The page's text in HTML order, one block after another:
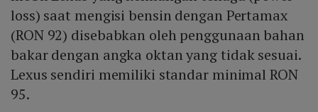
loss) saat mengisi bensin dengan Pertamax
(RON 92) disebabkan oleh penggunaan bahan
bakar dengan angka oktan yang tidak sesuai.
Lexus sendiri memiliki standar minimal RON
95.